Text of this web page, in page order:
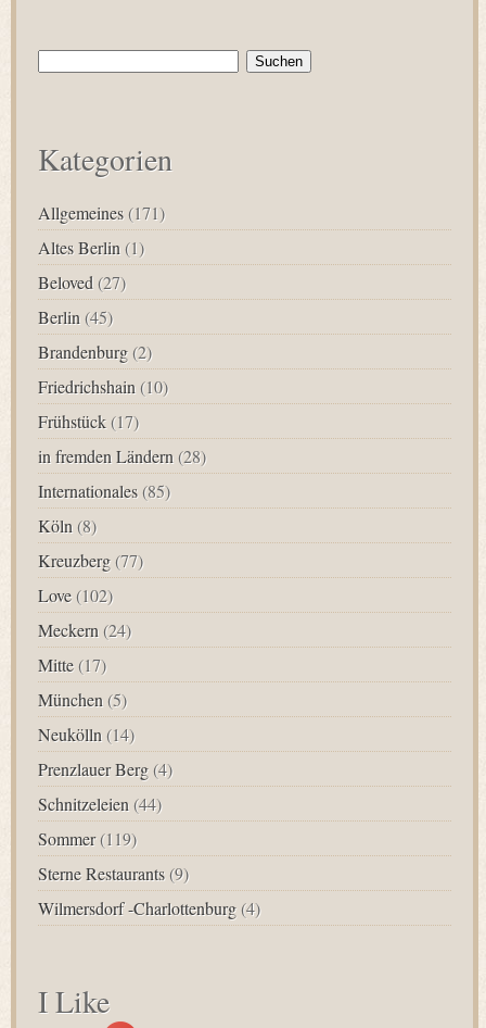
Suchen
Kategorien
Allgemeines (171)
Altes Berlin (1)
Beloved (27)
Berlin (45)
Brandenburg (2)
Friedrichshain (10)
Frühstück (17)
in fremden Ländern (28)
Internationales (85)
Köln (8)
Kreuzberg (77)
Love (102)
Meckern (24)
Mitte (17)
München (5)
Neukölln (14)
Prenzlauer Berg (4)
Schnitzeleien (44)
Sommer(119)
Sterne Restaurants (9)
Wilmersdorf -Charlottenburg (4)
I Like